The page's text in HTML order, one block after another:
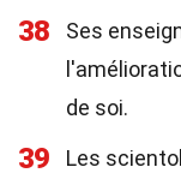
38
Ses
de soi.
39
Les